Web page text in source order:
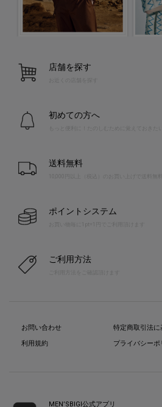
店舗を探す
お近くの店舗を探す
初めての方へ
送料無料
10,000円以上（税込）のお買い上げで送料無料
ポイントシステム
お買い物毎に1pt=1円でご利用頂けます
ご利用方法
お問い合わせ
利用規約
特定商取引法
プライバシーポ
MEN’SBIGI公式アプリ